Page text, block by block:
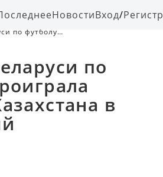
НовостиВход/
по футболу
по
в